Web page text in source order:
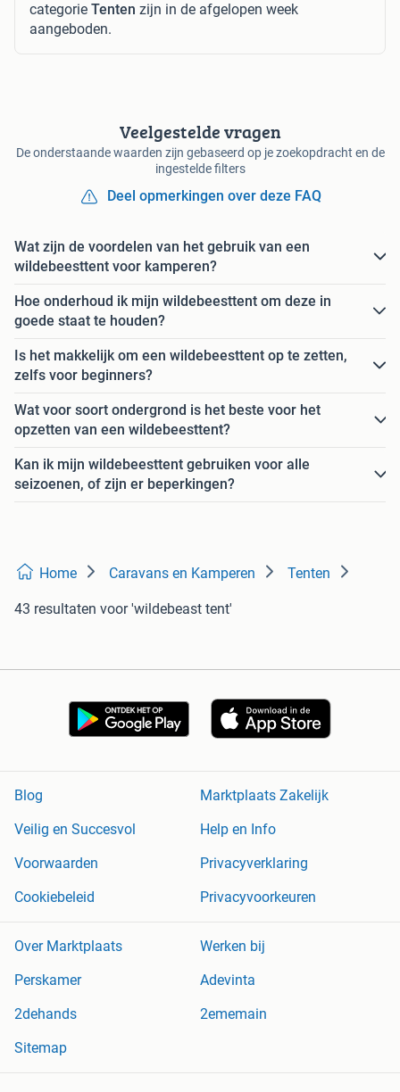
categorie Tenten zijn in de afgelopen week
aangeboden.
Veelgestelde vragen
De onderstaande waarden zijn gebaseerd op je zoekopdracht en de
ingestelde filters
Deel opmerkingen over deze FAQ
Wat zijn de voordelen van het gebruik van een
wildebeesttent voor kamperen?
Hoe onderhoud ik mijn wildebeesttent om deze in
goede staat te houden?
Is het makkelijk om een wildebeesttent op te zetten,
zelfs voor beginners?
Wat voor soort ondergrond is het beste voor het
opzetten van een wildebeesttent?
Kan ik mijn wildebeesttent gebruiken voor alle
seizoenen, of zijn er beperkingen?
Home Caravans en Kamperen Tenten
43 resultaten voor 'wildebeast tent'
Blog
Marktplaats Zakelijk
Veilig en Succesvol
Help en Info
Voorwaarden
Privacyverklaring
Cookiebeleid
Privacyvoorkeuren
Over Marktplaats
Werken bij
Perskamer
Adevinta
2dehands
2ememain
Sitemap